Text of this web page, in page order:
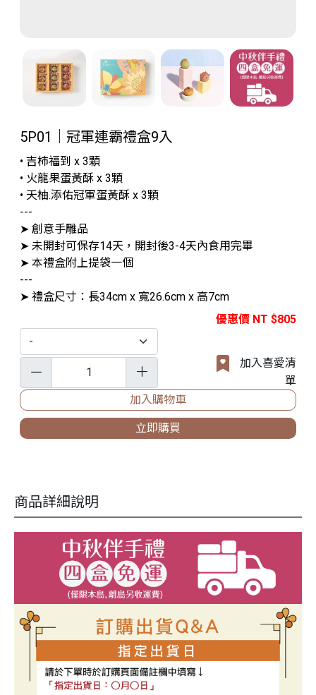
5P01｜冠軍連霸禮盒9入
• 吉柿福到 x 3顆
• 火龍果蛋黃酥 x 3顆
• 天柚.添佑冠軍蛋黃酥 x 3顆
---
➤ 創意手雕品
➤ 未開封可保存14天，開封後3-4天內食用完畢
➤ 本禮盒附上提袋一個
---
➤ 禮盒尺寸：長34cm x 寬26.6cm x 高7cm
優惠價 NT $805
加入喜愛清
單
加入購物車
立即購買
商品詳細說明